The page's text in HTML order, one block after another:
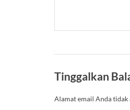
Tinggalkan
Alamat email Anda